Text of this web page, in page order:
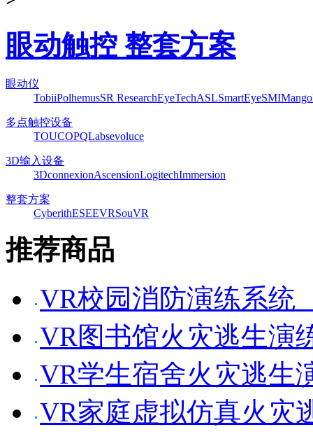
眼动触控 整套方案
眼动仪
TobiiPolhemusSR ResearchEyeTechASLSmartEyeSMI
多点触控设备
TOUCOPQLabsevoluce
3D输入设备
3DconnexionAscensionLogitechImmersion
整套方案
CyberithESEEVRSouVR
推荐商品
VR校园消防演练系统
VR图书馆火灾逃生演
VR学生宿舍火灾逃生
VR家庭虚拟仿真火灾